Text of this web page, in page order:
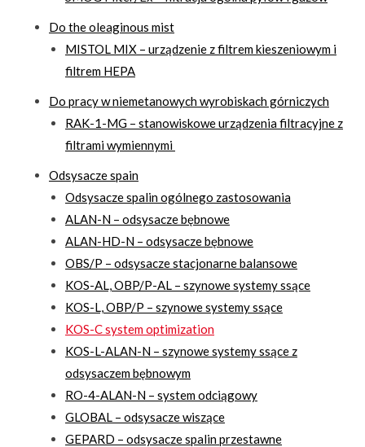
Do the oleaginous mist
MISTOL MIX – urządzenie z filtrem kieszeniowym i
filtrem HEPA
Do pracy w niemetanowych wyrobiskach górniczych
RAK-1-MG – stanowiskowe urządzenia filtracyjne z
filtrami wymiennymi
Odsysacze spain
Odsysacze spalin ogólnego zastosowania
ALAN-N – odsysacze bębnowe
ALAN-HD-N – odsysacze bębnowe
OBS/P – odsysacze stacjonarne balansowe
KOS-AL, OBP/P-AL – szynowe systemy ssące
KOS-L, OBP/P – szynowe systemy ssące
KOS-C system optimization
KOS-L-ALAN-N – szynowe systemy ssące z
odsysaczem bębnowym
RO-4-ALAN-N – system odciągowy
GLOBAL – odsysacze wiszące
GEPARD – odsysacze spalin przestawne